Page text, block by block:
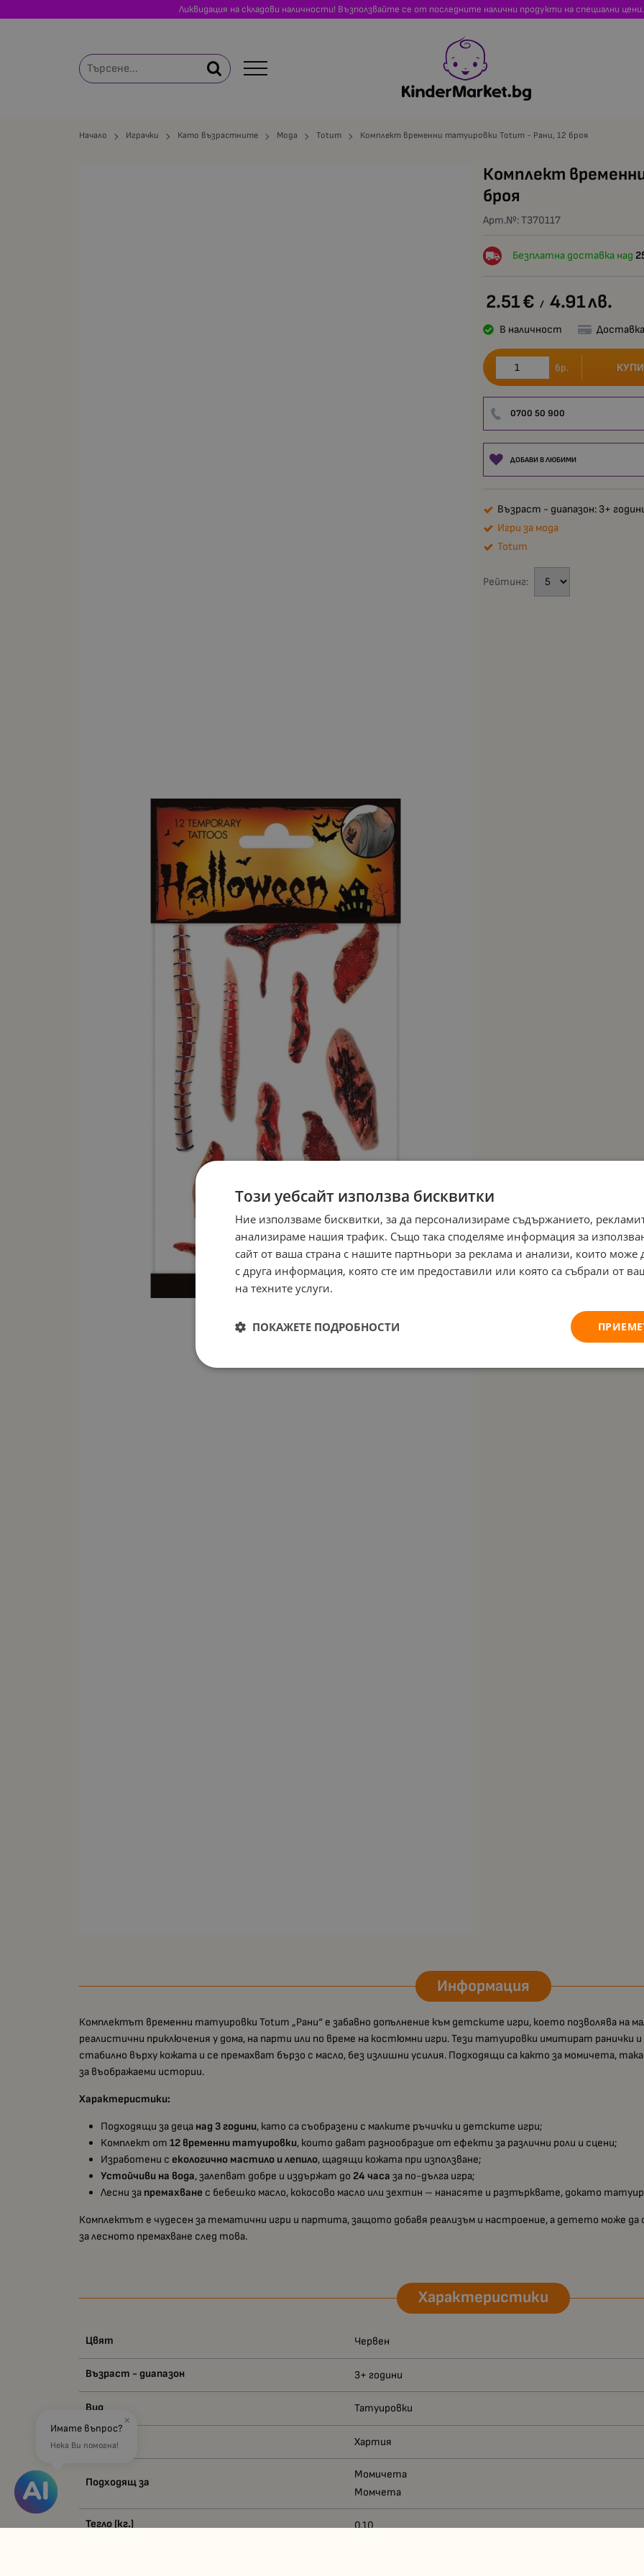
Ликвидация на складови наличности! Възползвайте се от последните налични продукти на специални
Начало Играчки Като възрастните Мода Totum Комплект временни татуировки Totum - Рани, 12 броя
Комплект
броя
Арт.№:T370117
Безплатна доставка над
2.51€ / 4.91лв.
В наличност
бр. КУПИ
0700 50 900
ДОБАВИ В ЛЮБИМИ
Възраст - диапазон: 3+
Игри за мода
Totum
Рейтинг:
Информация
Комплектът временни татуировки Totum „Рани“ е забавно допълнение към детските игри, което позволява на
реалистични приключения у дома, на парти или по време на костюмни игри. Тези татуировки имитират
стабилно върху кожата и се премахват бързо с масло, без излишни усилия. Подходящи са както за момичета,
за въображаеми истории.
Характеристики:
Подходящи за деца над 3 години, като са съобразени с малките ръчички и детските игри;
Комплект от12 временни татуировки, които дават разнообразие от ефекти за различни роли и сцени;
Изработени секологично мастило и лепило, щадящи кожата при използване;
Устойчиви на вода, залепват добре и издържат до 24 часа за по-дълга игра;
Лесни за премахване с бебешко масло, кокосово масло или зехтин – нанасяте и разтърквате, докато
Комплектът е чудесен за тематични игри и партита, защото добавя реализъм и настроение, а детето може да
за лесното премахване след това.
Характеристики
Цвят Червен
Възраст - диапазон 3+ години
Вид Татуировки
Материал Хартия
Подходящ за
Момичета
Момчета
Тегло (кг.) 0.10
Този уебсайт използва бисквитки
Ние използваме бисквитки, за да персонализираме съдържанието,
анализираме нашия трафик. Също така споделяме информация за
сайт от ваша страна с нашите партньори за реклама и анализи, които може
с друга информация, която сте им предоставили или която са събрали от
на техните услуги.
ПОКАЖЕТЕ ПОДРОБНОСТИ
×
Имате въпрос?
Нека Ви помогна!